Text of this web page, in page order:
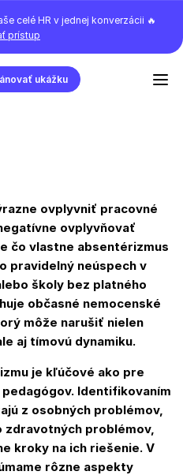
celé HR v jednej konverzácii 🔥
prístup
ukážku
ovplyvniť pracovné
ovplyvňovať
čo vlastne absentérizmus
pravidelný neúspech v
školy bez platného
občasné nemocenské
môže narušiť nielen
aj tímovú dynamiku.
je kľúčové ako pre
Identifikovaním
z osobných problémov,
problémov,
kroky na ich riešenie. V
rôzne aspekty